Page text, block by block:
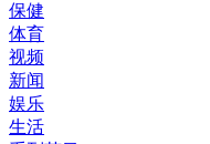
保健
体育
视频
新闻
娱乐
生活